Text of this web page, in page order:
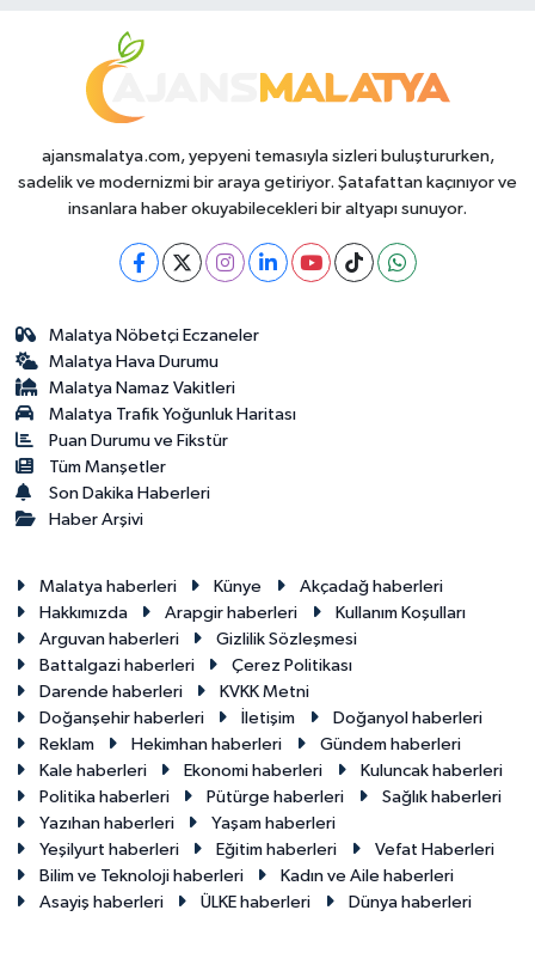
ajansmalatya.com, yepyeni temasıyla sizleri buluştururken,
sadelik ve modernizmi bir araya getiriyor. Şatafattan kaçınıyor ve
insanlara haber okuyabilecekleri bir altyapı sunuyor.
Malatya Nöbetçi Eczaneler
Malatya Hava Durumu
Malatya Namaz Vakitleri
Malatya Trafik Yoğunluk Haritası
Puan Durumu ve Fikstür
Tüm Manşetler
Son Dakika Haberleri
Haber Arşivi
Malatya haberleri Künye
Akçadağ haberleri
Hakkımızda
Arapgir haberleri
Kullanım Koşulları
Arguvan haberleri
Gizlilik Sözleşmesi
Battalgazi haberleri
Çerez Politikası
Darende haberleri
KVKK Metni
Doğanşehir haberleri
İletişim
Doğanyol haberleri
Reklam
Hekimhan haberleri
Gündem haberleri
Kale haberleri
Ekonomi haberleri
Kuluncak haberleri
Politika haberleri
Pütürge haberleri
Sağlık haberleri
Yazıhan haberleri
Yaşam haberleri
Yeşilyurt haberleri
Eğitim haberleri
Vefat Haberleri
Bilim ve Teknoloji haberleri
Kadın ve Aile haberleri
Asayiş haberleri
ÜLKE haberleri Dünya haberleri